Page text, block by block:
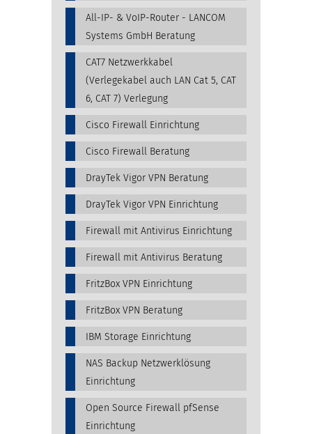
All-IP- & VoIP-Router - LANCOM
Systems GmbH Beratung
CAT7 Netzwerkkabel
(Verlegekabel auch LAN Cat 5, CAT
6, CAT 7) Verlegung
Cisco Firewall Einrichtung
Cisco Firewall Beratung
DrayTek Vigor VPN Beratung
DrayTek Vigor VPN Einrichtung
Firewall mit Antivirus Einrichtung
Firewall mit Antivirus Beratung
FritzBox VPN Einrichtung
FritzBox VPN Beratung
IBM Storage Einrichtung
NAS Backup Netzwerklösung
Einrichtung
Open Source Firewall pfSense
Einrichtung